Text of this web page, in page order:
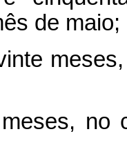
de maio;
no